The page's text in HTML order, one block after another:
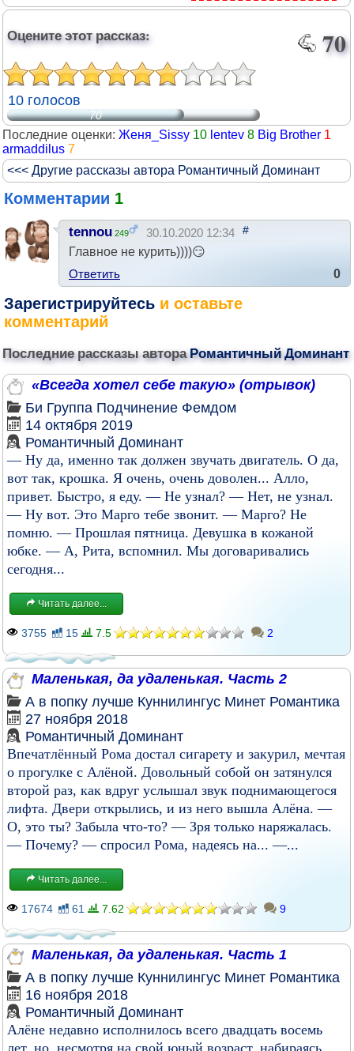
Оцените этот рассказ: 70
10 голосов
70
Последние оценки: Женя_Sissy 10 lentev 8 Big Brother 1
armaddilus 7
<<< Другие рассказы автора Романтичный Доминант
Комментарии 1
tennou 249 30.10.2020 12:34 #
Главное не курить))))😏
Ответить
0
Зарегистрируйтесь и оставьте
комментарий
Последние рассказы автораРомантичный Доминант
«Всегда хотел себе такую» (отрывок)
Би Группа Подчинение Фемдом
14 октября 2019
Романтичный Доминант
— Ну да, именно так должен звучать двигатель. О да,
вот так, крошка. Я очень, очень доволен... Алло,
привет. Быстро, я еду. — Не узнал? — Нет, не узнал.
— Ну вот. Это Марго тебе звонит. — Марго? Не
помню. — Прошлая пятница. Девушка в кожаной
юбке. — А, Рита, вспомнил. Мы договаривались
сегодня...
Читать далее...
3755 15 7.5 2
Маленькая, да удаленькая. Часть 2
А в попку лучше Куннилингус Минет Романтика
27 ноября 2018
Романтичный Доминант
Впечатлённый Рома достал сигарету и закурил, мечтая
о прогулке с Алёной. Довольный собой он затянулся
второй раз, как вдруг услышал звук поднимающегося
лифта. Двери открылись, и из него вышла Алёна. —
О, это ты? Забыла что-то? — Зря только наряжалась.
— Почему? — спросил Рома, надеясь на... —...
Читать далее...
17674 61 7.62 9
Маленькая, да удаленькая. Часть 1
А в попку лучше Куннилингус Минет Романтика
16 ноября 2018
Романтичный Доминант
Алёне недавно исполнилось всего двадцать восемь